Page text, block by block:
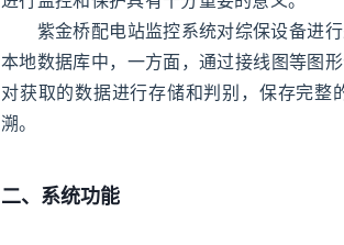
紫金桥配电站监控系统对综保设备进行
本地数据库中，一方面，通过接线图等图
对获取的数据进行存储和判别，保存完
溯。
二、系统功能